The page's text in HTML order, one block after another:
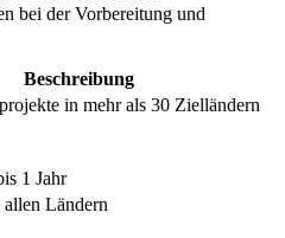
bei der Vorbereitung und
Beschreibung
in mehr als 30 Zielländern
1 Jahr
Ländern